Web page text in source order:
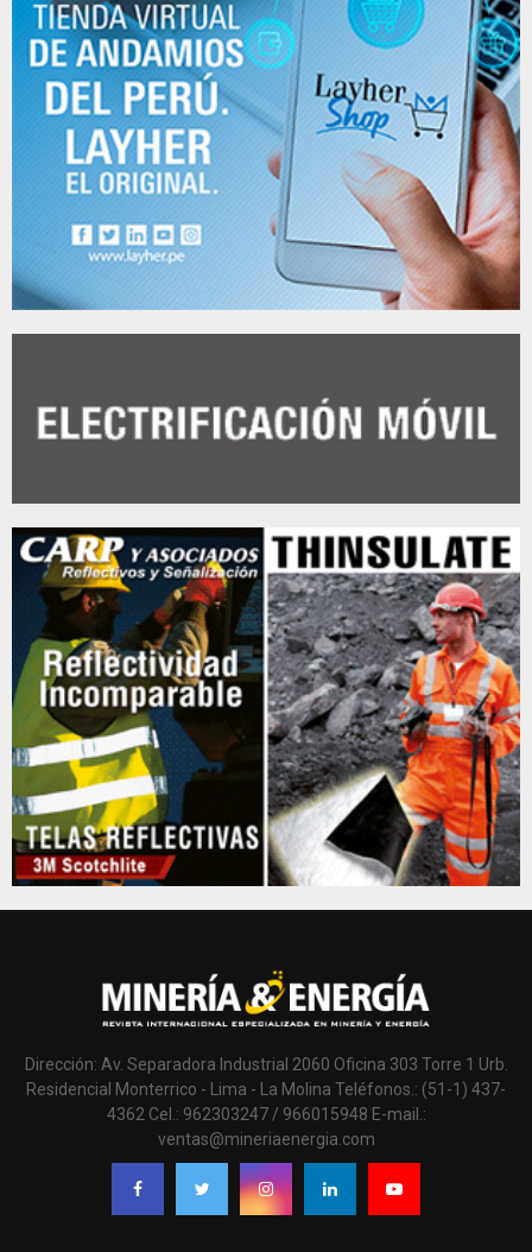
Dirección: Av. Separadora Industrial 2060 Oficina 303 Torre 1 Urb.
Residencial Monterrico - Lima - La Molina Teléfonos.: (51-1) 437-
4362 Cel.: 962303247 / 966015948 E-mail.:
ventas@mineriaenergia.com